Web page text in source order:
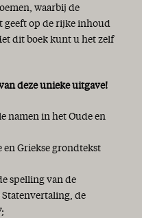
waarbij de
geeft op de rijke inhoud
dit boek kunt u het zelf
deze unieke uitgave!
namen in het Oude en
en Griekse grondtekst
spelling van de
de